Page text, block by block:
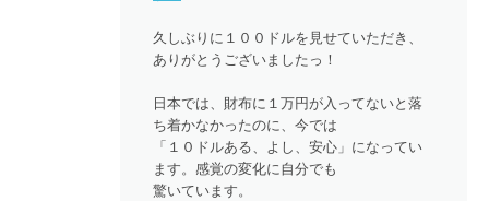
久しぶりに１００ドルを見せていただき、
ありがとうございましたっ！
日本では、財布に１万円が入ってないと落
ち着かなかったのに、今では
「１０ドルある、よし、安心」になってい
ます。感覚の変化に自分でも
驚いています。